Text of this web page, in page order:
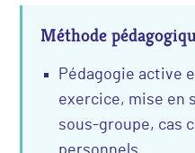
Méthode
Pédagogie active
exercice, mise en
sous-groupe, cas